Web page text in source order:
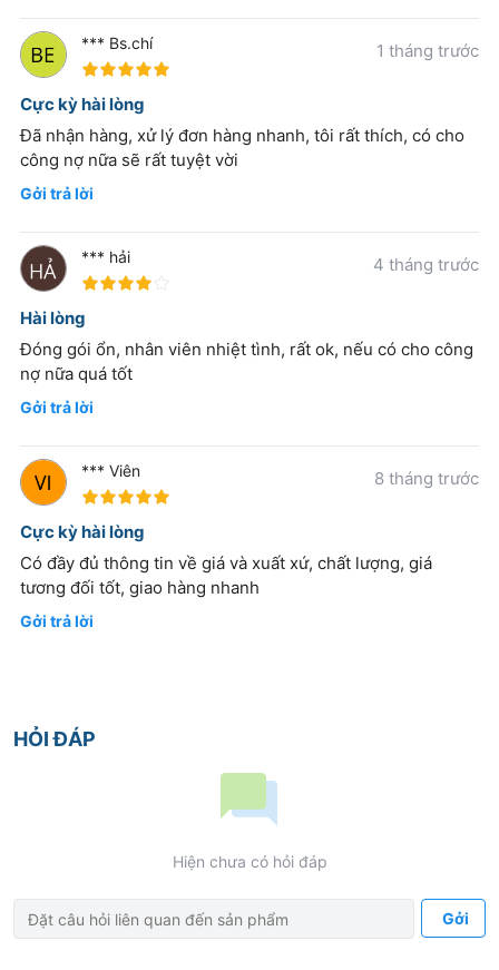
*** Bs.chí
1 tháng trước
Cực kỳ hài lòng
Đã nhận hàng, xử lý đơn hàng nhanh, tôi rất thích, có cho
công nợ nữa sẽ rất tuyệt vời
Gởi trả lời
*** hải 4 tháng trước
Hài lòng
Đóng gói ổn, nhân viên nhiệt tình, rất ok, nếu có cho công
nợ nữa quá tốt
Gởi trả lời
*** Viên
8 tháng trước
Cực kỳ hài lòng
Có đầy đủ thông tin về giá và xuất xứ, chất lượng, giá
tương đối tốt, giao hàng nhanh
Gởi trả lời
HỎI ĐÁP
Hiện chưa có hỏi đáp
Gởi